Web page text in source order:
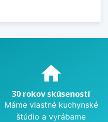
home
30 rokov skúseností
Máme vlastné kuchynské
štúdio a vyrábame